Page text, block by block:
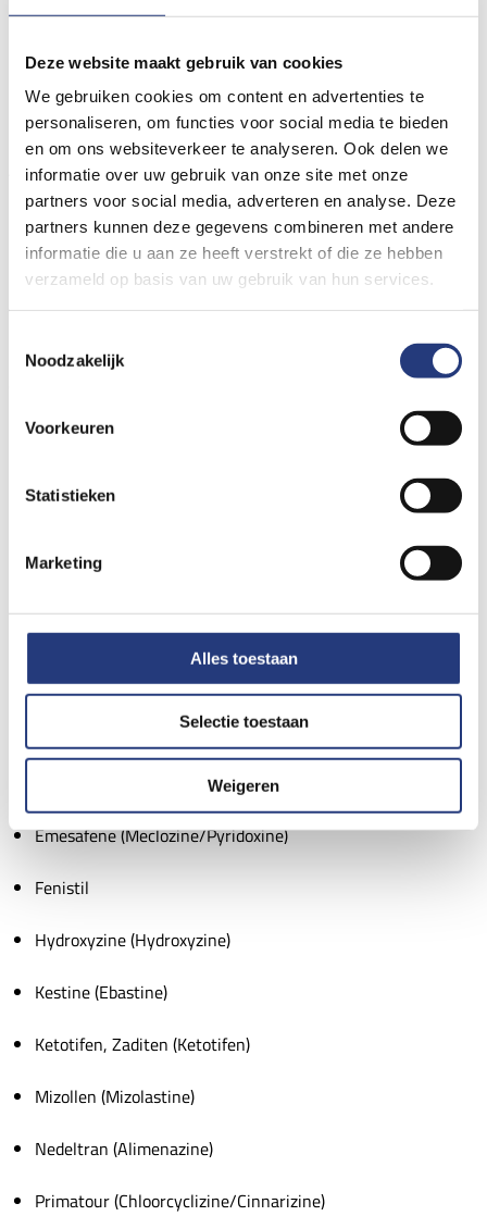
Deze website maakt gebruik van cookies
We gebruiken cookies om content en advertenties te
personaliseren, om functies voor social media te bieden
en om ons websiteverkeer te analyseren. Ook delen we
informatie over uw gebruik van onze site met onze
partners voor social media, adverteren en analyse. Deze
partners kunnen deze gegevens combineren met andere
informatie die u aan ze heeft verstrekt of die ze hebben
verzameld op basis van uw gebruik van hun services.
Noodzakelijk
Voorkeuren
Statistieken
Marketing
Alles toestaan
Selectie toestaan
Weigeren
Stuur door
Inhoud
Allergietest
Allergietest
Medicatie stoppen
Voor de allergietest moet u van tevoren stoppen met bepaalde
medicijnen. Hieronder leest u de merknaam van het medicijn
en hoe lang u dit van tevoren moet stoppen. De generieke
naam staat tussen haakjes achter de merknaam.
72 uur (drie dagen) van tevoren
stoppen:
Aerius, Neoclarityn (Desloratadine)
Allerfre, Claritine (Loratadine )
Cinnarizine (Cinnarizine)
Emesafene (Meclozine/Pyridoxine)
Fenistil
Hydroxyzine (Hydroxyzine)
Kestine (Ebastine)
Ketotifen, Zaditen (Ketotifen)
Mizollen (Mizolastine)
Nedeltran (Alimenazine)
Primatour (Chloorcyclizine/Cinnarizine)